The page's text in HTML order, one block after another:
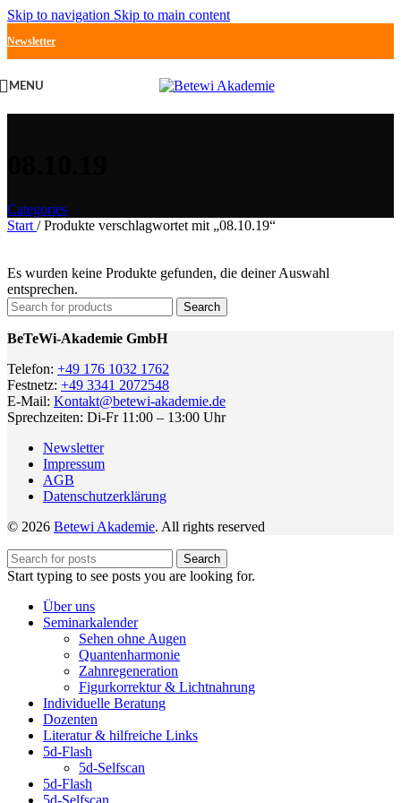
Skip to navigation Skip to main content
Newsletter
MENU
Categories
Start / Produkte verschlagwortet mit „08.10.19“
Es wurden keine Produkte gefunden, die deiner Auswahl
entsprechen.
Search
BeTeWi-Akademie GmbH
Telefon: +49 176 1032 1762
Festnetz: +49 3341 2072548
E-Mail: Kontakt@betewi-akademie.de
Sprechzeiten: Di-Fr 11:00 – 13:00 Uhr
Newsletter
Impressum
AGB
Datenschutzerklärung
© 2026 Betewi Akademie. All rights reserved
Search
Start typing to see posts you are looking for.
Über uns
Seminarkalender
Sehen ohne Augen
Quantenharmonie
Zahnregeneration
Figurkorrektur & Lichtnahrung
Individuelle Beratung
Dozenten
Literatur & hilfreiche Links
5d-Flash
5d-Selfscan
5d-Flash
5d-Selfscan